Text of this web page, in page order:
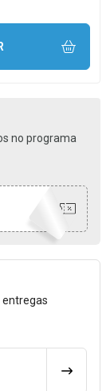
no programa
entregas